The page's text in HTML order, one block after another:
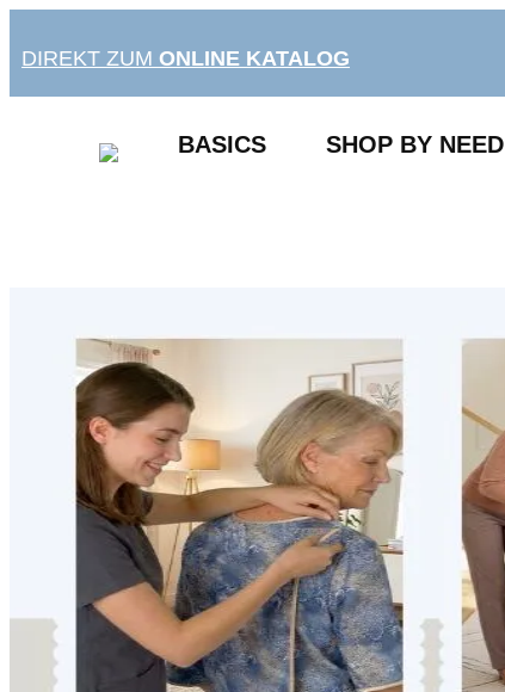
Inhalt
DIREKT ZUM ONLINE KATALOG
BASICS SHOP BY NEED